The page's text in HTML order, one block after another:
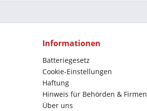
Informationen
Batteriegesetz
Cookie-Einstellungen
Haftung
Hinweis für Behörden & Firmen
Über uns